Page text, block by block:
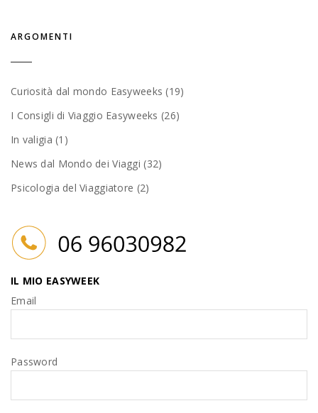
ARGOMENTI
Curiosità dal mondo Easyweeks (19)
I Consigli di Viaggio Easyweeks (26)
In valigia (1)
News dal Mondo dei Viaggi (32)
Psicologia del Viaggiatore (2)
IL MIO EASYWEEK
Email
Password